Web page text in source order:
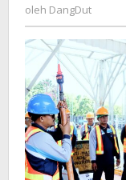
oleh DangDut